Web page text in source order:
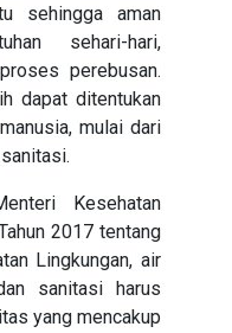
sehingga aman
sehari-hari,
perebusan.
dapat ditentukan
mulai dari
Kesehatan
2017 tentang
Lingkungan, air
sanitasi harus
yang mencakup